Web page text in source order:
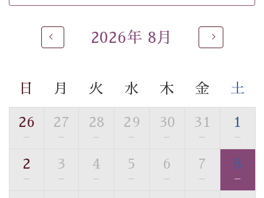
■内容&特典■
・諏訪大社4社を巡る無料参拝バス（事前予約制）
・館内着をご用意
・就寝用パジャマをご用意
・環境に配慮したアメニティをご用意
・駐車場完備
・チェックイン15時、チェックアウト10時
2026年 8月
日 月 火 水 木 金 土
26
—
27
—
28
—
29
—
30
—
31
—
1
—
2
—
3
—
4
—
5
—
6
—
7
—
8
—